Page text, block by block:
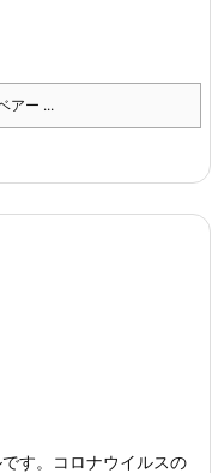
アー ...
す。
コロナウイルスの